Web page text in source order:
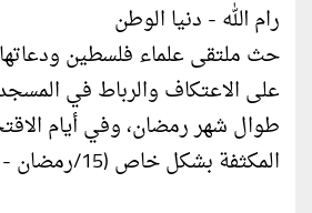
رام الله - دنيا الوطن
حث ملتقى علماء فلسطين
على الاعتكاف والرباط في
طوال شهر رمضان، وفي أيام
المكثفة بشكل خاص (15/رمضان -21/رمضان).